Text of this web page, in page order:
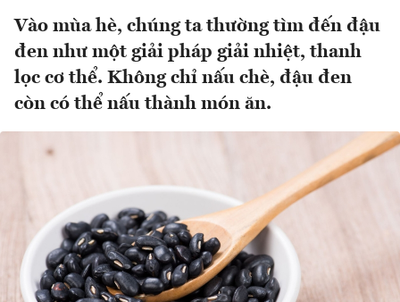
Vào mùa hè, chúng ta thường tìm đến đậu
đen như một giải pháp giải nhiệt, thanh
lọc cơ thể. Không chỉ nấu chè, đậu đen
còn có thể nấu thành món ăn.